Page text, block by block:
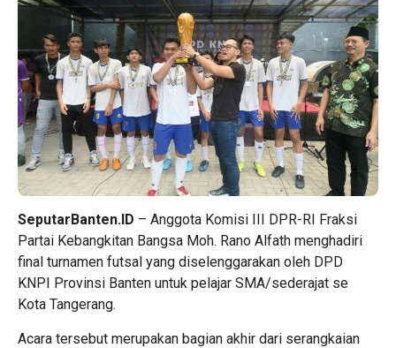
SeputarBanten.ID – Anggota Komisi III DPR-RI Fraksi
Partai Kebangkitan Bangsa Moh. Rano Alfath menghadiri
final turnamen futsal yang diselenggarakan oleh DPD
KNPI Provinsi Banten untuk pelajar SMA/sederajat se
Kota Tangerang.
Acara tersebut merupakan bagian akhir dari serangkaian